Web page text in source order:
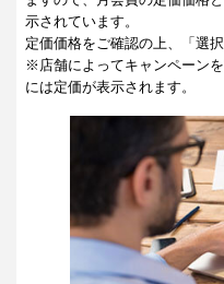
示されています。
定価価格をご確認の上、「選
※店舗によってキャンペーン
には定価が表示されます。